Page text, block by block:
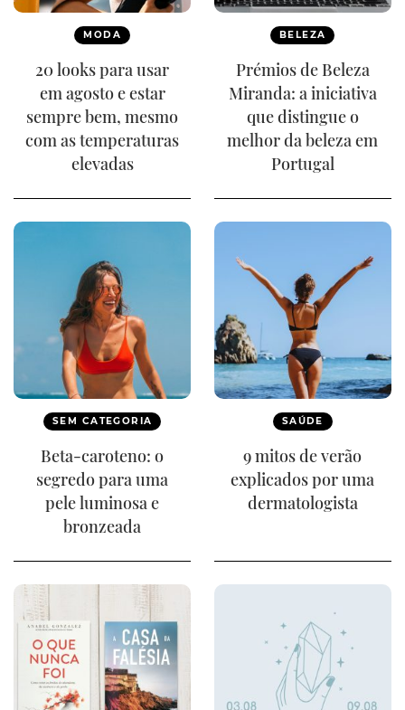
MODA
20 looks para usar
em agosto e estar
sempre bem, mesmo
com as temperaturas
elevadas
BELEZA
Prémios de Beleza
Miranda: a iniciativa
que distingue o
melhor da beleza em
Portugal
SEM CATEGORIA
Beta-caroteno: o
segredo para uma
pele luminosa e
bronzeada
SAÚDE
9 mitos de verão
explicados por uma
dermatologista